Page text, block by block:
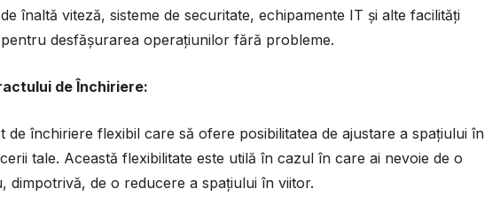
înaltă viteză, sisteme de securitate, echipamente IT și alte facilități
desfășurarea operațiunilor fără probleme.
de Închiriere:
de închiriere flexibil care să ofere posibilitatea de ajustare a spațiului în
tale. Această flexibilitate este utilă în cazul în care ai nevoie de o
dimpotrivă, de o reducere a spațiului în viitor.